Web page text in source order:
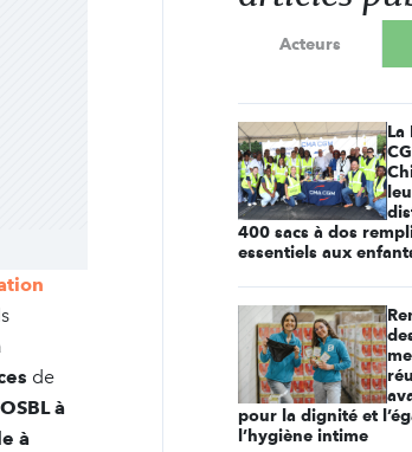
de
à
à
Acteurs
La
400 sacs à dos
essentiels aux
pour la dignité et
l’hygiène intime